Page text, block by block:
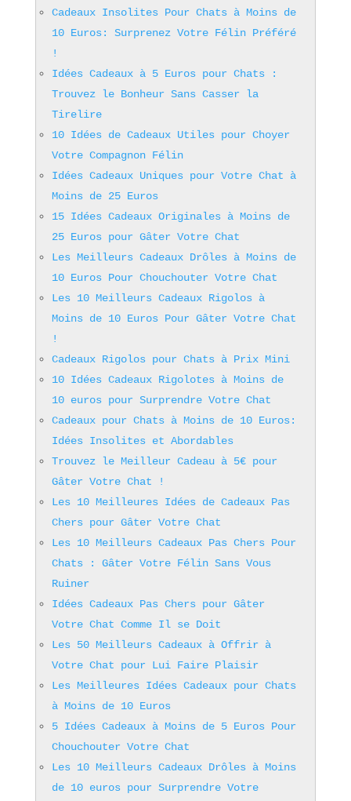
Cadeaux Insolites Pour Chats à Moins de
10 Euros: Surprenez Votre Félin Préféré
!
Idées Cadeaux à 5 Euros pour Chats :
Trouvez le Bonheur Sans Casser la
Tirelire
10 Idées de Cadeaux Utiles pour Choyer
Votre Compagnon Félin
Idées Cadeaux Uniques pour Votre Chat à
Moins de 25 Euros
15 Idées Cadeaux Originales à Moins de
25 Euros pour Gâter Votre Chat
Les Meilleurs Cadeaux Drôles à Moins de
10 Euros Pour Chouchouter Votre Chat
Les 10 Meilleurs Cadeaux Rigolos à
Moins de 10 Euros Pour Gâter Votre Chat
!
Cadeaux Rigolos pour Chats à Prix Mini
10 Idées Cadeaux Rigolotes à Moins de
10 euros pour Surprendre Votre Chat
Cadeaux pour Chats à Moins de 10 Euros:
Idées Insolites et Abordables
Trouvez le Meilleur Cadeau à 5€ pour
Gâter Votre Chat !
Les 10 Meilleures Idées de Cadeaux Pas
Chers pour Gâter Votre Chat
Les 10 Meilleurs Cadeaux Pas Chers Pour
Chats : Gâter Votre Félin Sans Vous
Ruiner
Idées Cadeaux Pas Chers pour Gâter
Votre Chat Comme Il se Doit
Les 50 Meilleurs Cadeaux à Offrir à
Votre Chat pour Lui Faire Plaisir
Les Meilleures Idées Cadeaux pour Chats
à Moins de 10 Euros
5 Idées Cadeaux à Moins de 5 Euros Pour
Chouchouter Votre Chat
Les 10 Meilleurs Cadeaux Drôles à Moins
de 10 euros pour Surprendre Votre